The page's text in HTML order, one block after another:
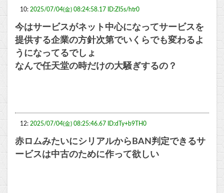
10: 2025/07/04(金) 08:24:58.17 ID:ZI5s/htr0
今はサービスがネット中心になってサービスを
提供する企業の方針次第でいくらでも変わるよ
うになってるでしょ
なんで任天堂の時だけの大騒ぎするの？
12: 2025/07/04(金) 08:25:46.67 ID:dTy+b9TH0
赤ロムみたいにシリアルからBAN判定できるサ
ービスは中古のために作って欲しい